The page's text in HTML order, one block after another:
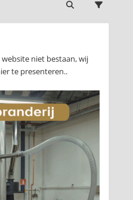
niet bestaan, wij
te presenteren..